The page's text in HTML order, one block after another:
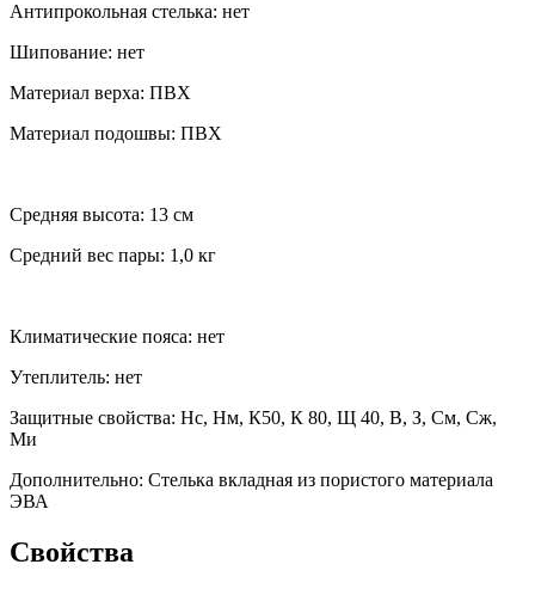
Антипрокольная стелька: нет
Шипование: нет
Материал верха: ПВХ
Материал подошвы: ПВХ
Средняя высота: 13 см
Средний вес пары: 1,0 кг
Климатические пояса: нет
Утеплитель: нет
Защитные свойства: Нс, Нм, К50, К 80, Щ 40, В, З, См, Сж,
Ми
Дополнительно: Стелька вкладная из пористого материала
ЭВА
Свойства